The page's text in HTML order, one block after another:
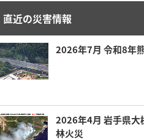
直近の災害情報
2026年7月 令和8年
2026年4月 岩手県大
林火災